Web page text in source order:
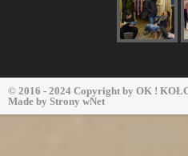
© 2016 - 2024 Copyright by OK !
Made by Strony wNet